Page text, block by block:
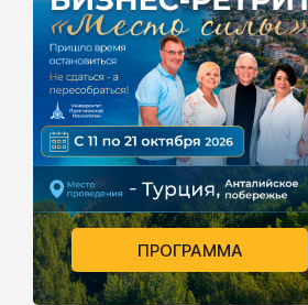
ПРОГРАММА